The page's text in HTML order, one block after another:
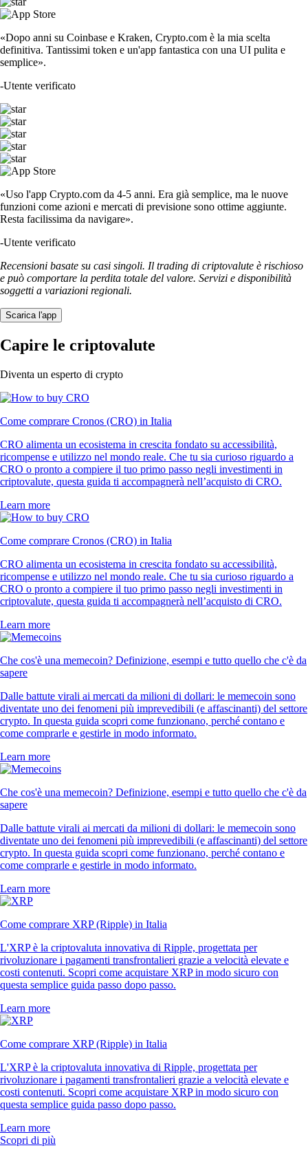
«Dopo anni su Coinbase e Kraken, Crypto.com è la mia scelta
definitiva. Tantissimi token e un'app fantastica con una UI pulita e
semplice».
-Utente verificato
«Uso l'app Crypto.com da 4-5 anni. Era già semplice, ma le nuove
funzioni come azioni e mercati di previsione sono ottime aggiunte.
Resta facilissima da navigare».
-Utente verificato
Recensioni basate su casi singoli. Il trading di criptovalute è rischioso
e può comportare la perdita totale del valore. Servizi e disponibilità
soggetti a variazioni regionali.
Scarica l'app
Capire le criptovalute
Diventa un esperto di crypto
Come comprare Cronos (CRO) in Italia
CRO alimenta un ecosistema in crescita fondato su accessibilità,
ricompense e utilizzo nel mondo reale. Che tu sia curioso riguardo a
CRO o pronto a compiere il tuo primo passo negli investimenti in
criptovalute, questa guida ti accompagnerà nell’acquisto di CRO.
Learn more
Come comprare Cronos (CRO) in Italia
CRO alimenta un ecosistema in crescita fondato su accessibilità,
ricompense e utilizzo nel mondo reale. Che tu sia curioso riguardo a
CRO o pronto a compiere il tuo primo passo negli investimenti in
criptovalute, questa guida ti accompagnerà nell’acquisto di CRO.
Learn more
Che cos'è una memecoin? Definizione, esempi e tutto quello che c'è da
sapere
Dalle battute virali ai mercati da milioni di dollari: le memecoin sono
diventate uno dei fenomeni più imprevedibili (e affascinanti) del settore
crypto. In questa guida scopri come funzionano, perché contano e
come comprarle e gestirle in modo informato.
Learn more
Che cos'è una memecoin? Definizione, esempi e tutto quello che c'è da
sapere
Dalle battute virali ai mercati da milioni di dollari: le memecoin sono
diventate uno dei fenomeni più imprevedibili (e affascinanti) del settore
crypto. In questa guida scopri come funzionano, perché contano e
come comprarle e gestirle in modo informato.
Learn more
Come comprare XRP (Ripple) in Italia
L'XRP è la criptovaluta innovativa di Ripple, progettata per
rivoluzionare i pagamenti transfrontalieri grazie a velocità elevate e
costi contenuti. Scopri come acquistare XRP in modo sicuro con
questa semplice guida passo dopo passo.
Learn more
Come comprare XRP (Ripple) in Italia
L'XRP è la criptovaluta innovativa di Ripple, progettata per
rivoluzionare i pagamenti transfrontalieri grazie a velocità elevate e
costi contenuti. Scopri come acquistare XRP in modo sicuro con
questa semplice guida passo dopo passo.
Learn more
Scopri di più